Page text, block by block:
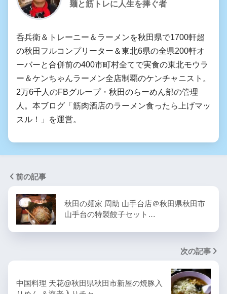
麺と筋トレに人生を捧ぐ者
呑兵衛＆トレーニー＆ラーメンを秋田県で1700軒超
の秋田フルコンプリーター＆東北6県の全県200軒オ
ーバーと合併前の400市町村全てで実食の東北モウラ
ー＆ケンちゃんラーメン全店制覇のケンチャニスト。
2万6千人のFBグループ・秋田のらーめん部の管理
人。本ブログ「筋肉酒店のラーメン食ったら上げマッ
スル！」を運営。
前の記事
秋田の麺家 周助 山手台店＠秋田県秋田市
山手台の特製餃子セット…
次の記事
中国料理 天花@秋田県秋田市新屋の焼豚入